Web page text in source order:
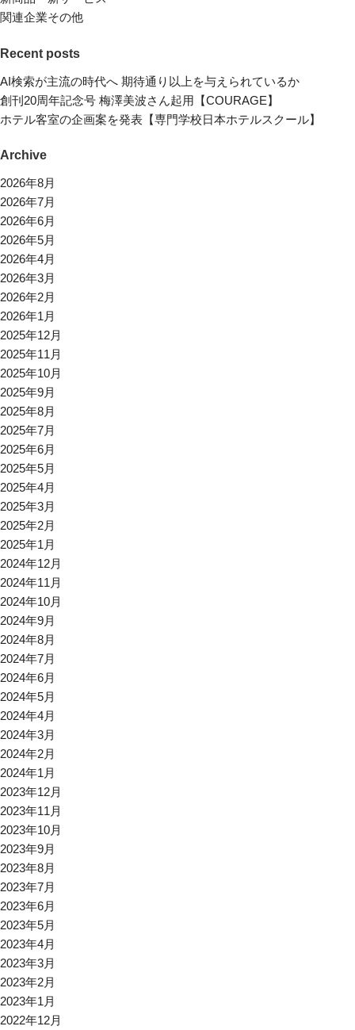
関連企業その他
Recent posts
AI検索が主流の時代へ 期待通り以上を与えられているか
創刊20周年記念号 梅澤美波さん起用【COURAGE】
ホテル客室の企画案を発表【専門学校日本ホテルスクール】
Archive
2026年8月
2026年7月
2026年6月
2026年5月
2026年4月
2026年3月
2026年2月
2026年1月
2025年12月
2025年11月
2025年10月
2025年9月
2025年8月
2025年7月
2025年6月
2025年5月
2025年4月
2025年3月
2025年2月
2025年1月
2024年12月
2024年11月
2024年10月
2024年9月
2024年8月
2024年7月
2024年6月
2024年5月
2024年4月
2024年3月
2024年2月
2024年1月
2023年12月
2023年11月
2023年10月
2023年9月
2023年8月
2023年7月
2023年6月
2023年5月
2023年4月
2023年3月
2023年2月
2023年1月
2022年12月